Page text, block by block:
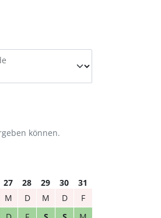
können.
27 28 29 30
31
M D M D
F